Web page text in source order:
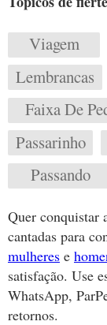
Viagem
Lembrancas
Faixa De
Passarinho
Passando
Quer conquistar
cantadas para
mulheres e
satisfação. Use
WhatsApp,
retornos.